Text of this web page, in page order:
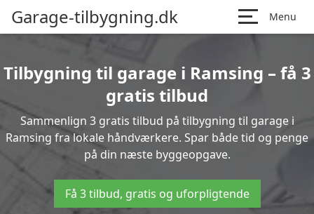
Garage-tilbygning.dk Menu
Tilbygning til garage i Ramsing – få 3
gratis tilbud
Sammenlign 3 gratis tilbud på tilbygning til garage i
Ramsing fra lokale håndværkere. Spar både tid og penge
på din næste byggeopgave.
Få 3 tilbud, gratis og uforpligtende